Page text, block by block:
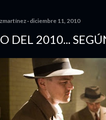
diciembre 11, 2010
DEL 2010...